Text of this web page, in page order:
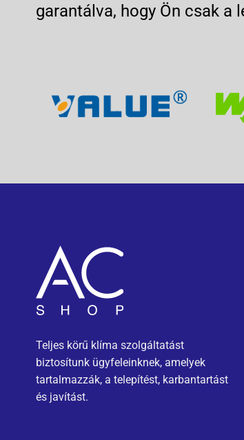
garantálva, hogy Ön csak
Teljes körű klíma szolgáltatást
biztosítunk ügyfeleinknek, amelyek
tartalmazzák, a telepítést, karbantartást
és javítást.